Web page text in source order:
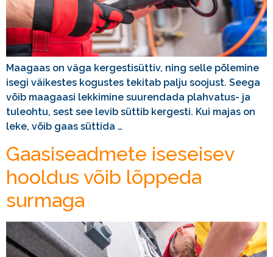
Maagaas on väga kergestisüttiv, ning selle põlemine
isegi väikestes kogustes tekitab palju soojust. Seega
võib maagaasi lekkimine suurendada plahvatus- ja
tuleohtu, sest see levib süttib kergesti. Kui majas on
leke, võib gaas süttida …
Gaasiseadmete iseseisev
hooldus võib lõppeda
surmaga